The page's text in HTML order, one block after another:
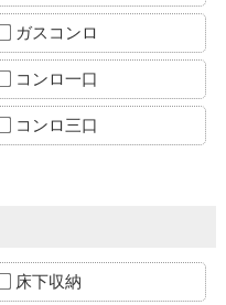
ガスコンロ
コンロ一口
コンロ三口
床下収納